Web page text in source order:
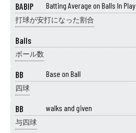
BABIP Batting Average on Balls In Play
打球が安打になった割合
Balls
ボール数
BB Base on Ball
四球
BB walks and given
与四球